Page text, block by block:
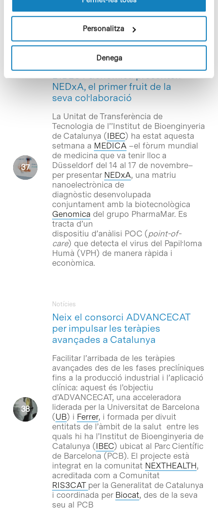
Personalitza
Denega
Recerca Biomèdica (IRB Barcelona) en
NEDxA, el primer fruit de la
seva col·laboració
La Unitat de Transferència de
Tecnologia de l’’Institut de Bioenginyeria
de Catalunya (IBEC) ha estat aquesta
setmana a MEDICA –el fòrum mundial
de medicina que va tenir lloc a
Düsseldorf del 14 al 17 de novembre–
per presentar NEDxA, una matriu
nanoelectrònica de
diagnòstic desenvolupada
conjuntament amb la biotecnològica
Genomica del grupo PharmaMar. Es
tracta d’un
dispositiu d’anàlisi POC (point-of-
care) que detecta el virus del Papil·loma
Humà (VPH) de manera ràpida i
econòmica.
Neix el consorci ADVANCECAT
per impulsar les teràpies
avançades a Catalunya
Notícies
Facilitar l’arribada de les teràpies
avançades des de les fases preclíniques
fins a la producció industrial i l’aplicació
clínica: aquest és l’objectiu
d’ADVANCECAT, una acceleradora
liderada per la Universitat de Barcelona
(UB) i Ferrer, i formada per divuit
entitats de l’àmbit de la salut entre les
quals hi ha l’Institut de Bioenginyeria de
Catalunya (IBEC) ubicat al Parc Científic
de Barcelona (PCB). El projecte està
integrat en la comunitat NEXTHEALTH,
acreditada com a Comunitat
RIS3CAT per la Generalitat de Catalunya
i coordinada per Biocat, des de la seva
seu al PCB